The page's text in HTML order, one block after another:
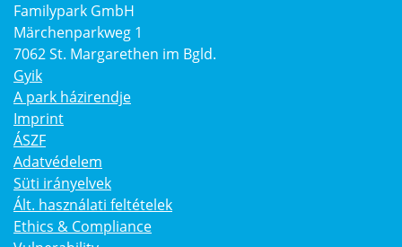
Familypark GmbH
Märchenparkweg 1
7062 St. Margarethen im Bgld.
Gyik
A park házirendje
Imprint
ÁSZF
Adatvédelem
Süti irányelvek
Ált. használati feltételek
Ethics & Compliance